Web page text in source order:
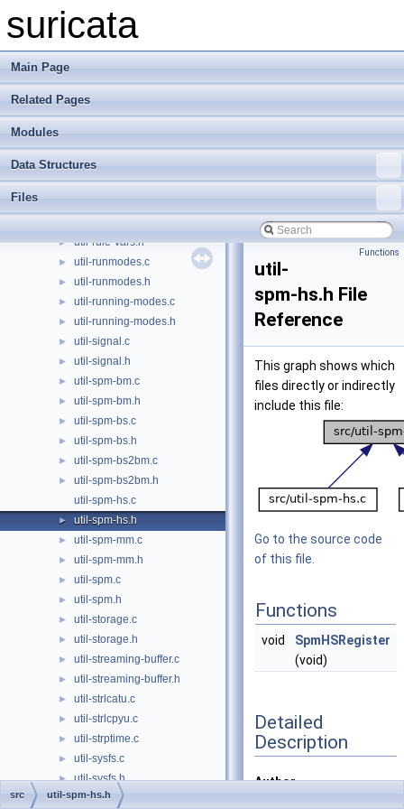
suricata
Main Page
Related Pages
Modules
Data Structures
Files
► util-radix4-tree.c
►
► util-radix6-tree.h
► util-random.c
► util-reference-config.h
► util-rohash.c
► util-rule-vars.h
► util-runmodes.c
► util-runmodes.h
► util-running-modes.c
► util-running-modes.h
► util-signal.c
► util-signal.h
► util-spm-bm.c
► util-spm-bm.h
► util-spm-bs.c
► util-spm-bs.h
► util-spm-bs2bm.c
►
util-spm-bs2bm.h
util-spm-hs.c
► util-spm-hs.h
► util-spm-mm.c
► util-spm-mm.h
► util-spm.c
► util-spm.h
► util-storage.c
► util-storage.h
► util-streaming-buffer.c
► util-streaming-buffer.h
► util-strlcatu.c
► util-strlcpyu.c
► util-strptime.c
► util-sysfs.c
► util-sysfs.h
► util-syslog.c
Functions
util-
spm-hs.h File
Reference
This graph shows which
files directly or indirectly
include this file:
Go to the source code
of this file.
Functions
void
SpmHSRegister
(void)
Detailed
Description
Author
src util-spm-hs.h